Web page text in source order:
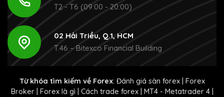
T2 - T6 (09:00 - 20:00)
02 Hải Triều, Q.1, HCM
T.46 – Bitexco Financial Building
Từ khóa tìm kiếm về Forex: Đánh giá sàn forex| Forex
Broker| Forex là gì Cách trade forex| MT4 - Metatrader 4|